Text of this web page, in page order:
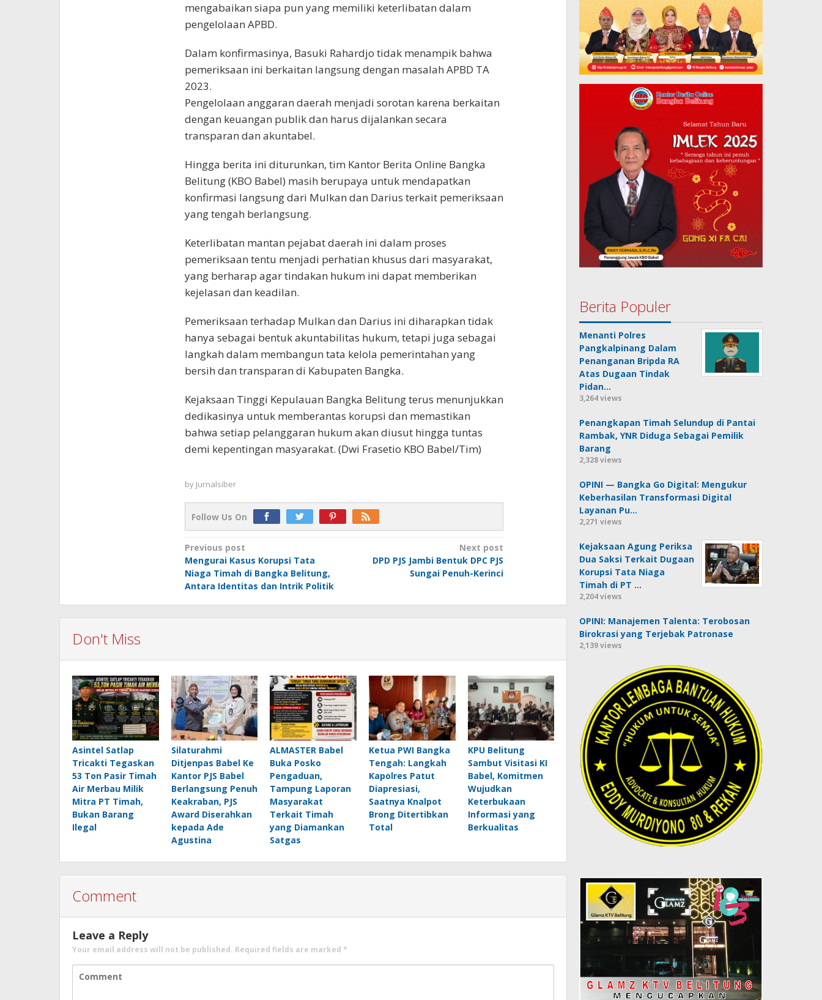
mengabaikan siapa pun yang memiliki keterlibatan dalam
pengelolaan APBD.
Dalam konfirmasinya, Basuki Rahardjo tidak menampik bahwa
pemeriksaan ini berkaitan langsung dengan masalah APBD TA
2023.
Pengelolaan anggaran daerah menjadi sorotan karena berkaitan
dengan keuangan publik dan harus dijalankan secara
transparan dan akuntabel.
Hingga berita ini diturunkan, tim Kantor Berita Online Bangka
Belitung (KBO Babel) masih berupaya untuk mendapatkan
konfirmasi langsung dari Mulkan dan Darius terkait pemeriksaan
yang tengah berlangsung.
Keterlibatan mantan pejabat daerah ini dalam proses
pemeriksaan tentu menjadi perhatian khusus dari masyarakat,
yang berharap agar tindakan hukum ini dapat memberikan
kejelasan dan keadilan.
Pemeriksaan terhadap Mulkan dan Darius ini diharapkan tidak
hanya sebagai bentuk akuntabilitas hukum, tetapi juga sebagai
langkah dalam membangun tata kelola pemerintahan yang
bersih dan transparan di Kabupaten Bangka.
Kejaksaan Tinggi Kepulauan Bangka Belitung terus menunjukkan
dedikasinya untuk memberantas korupsi dan memastikan
bahwa setiap pelanggaran hukum akan diusut hingga tuntas
demi kepentingan masyarakat. (Dwi Frasetio KBO Babel/Tim)
by Jurnalsiber
Follow Us On
Post
navigation
Previous post
Mengurai Kasus Korupsi Tata
Niaga Timah di Bangka Belitung,
Antara Identitas dan Intrik Politik
Next post
DPD PJS Jambi Bentuk DPC PJS
Sungai Penuh-Kerinci
Don't Miss
Asintel Satlap
Tricakti Tegaskan
53 Ton Pasir Timah
Air Merbau Milik
Mitra PT Timah,
Bukan Barang
Ilegal
Silaturahmi
Ditjenpas Babel Ke
Kantor PJS Babel
Berlangsung Penuh
Keakraban, PJS
Award Diserahkan
kepada Ade
Agustina
ALMASTER Babel
Buka Posko
Pengaduan,
Tampung Laporan
Masyarakat
Terkait Timah
yang Diamankan
Satgas
Ketua PWI Bangka
Tengah: Langkah
Kapolres Patut
Diapresiasi,
Saatnya Knalpot
Brong Ditertibkan
Total
KPU Belitung
Sambut Visitasi KI
Babel, Komitmen
Wujudkan
Keterbukaan
Informasi yang
Berkualitas
Comment
Leave a Reply
Your email address will not be published. Required fields are marked *
Berita Populer
Menanti Polres
Pangkalpinang Dalam
Penanganan Bripda RA
Atas Dugaan Tindak
Pidan…
3,264 views
Penangkapan Timah Selundup di Pantai
Rambak, YNR Diduga Sebagai Pemilik
Barang
2,328 views
OPINI — Bangka Go Digital: Mengukur
Keberhasilan Transformasi Digital
Layanan Pu…
2,271 views
Kejaksaan Agung Periksa
Dua Saksi Terkait Dugaan
Korupsi Tata Niaga
Timah di PT …
2,204 views
OPINI: Manajemen Talenta: Terobosan
Birokrasi yang Terjebak Patronase
2,139 views